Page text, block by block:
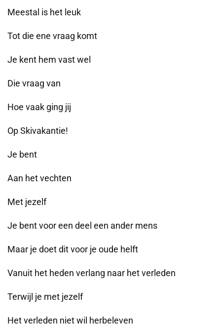
Meestal is het leuk
Tot die ene vraag komt
Je kent hem vast wel
Die vraag van
Hoe vaak ging jij
Op Skivakantie!
Je bent
Aan het vechten
Met jezelf
Je bent voor een deel een ander mens
Maar je doet dit voor je oude helft
Vanuit het heden verlang naar het verleden
Terwijl je met jezelf
Het verleden niet wil herbeleven